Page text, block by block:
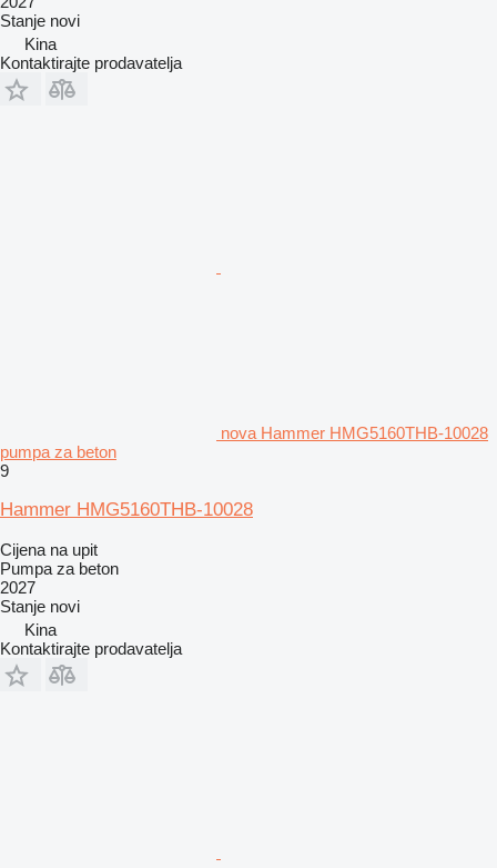
Stanje novi
Kina
Kontaktirajte prodavatelja
nova Hammer HMG5160THB-10028
pumpa za beton
9
Hammer HMG5160THB-10028
Cijena na upit
Pumpa za beton
2027
Stanje novi
Kina
Kontaktirajte prodavatelja